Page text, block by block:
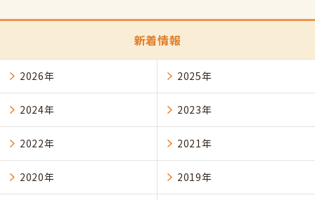
新着情報
2026年 2025年
2024年 2023年
2022年 2021年
2020年 2019年